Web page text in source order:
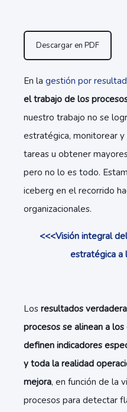
Descargar en PDF
En la gestión por
el trabajo de los
nuestro trabajo no se
estratégica, monitorear y
tareas u obtener
pero no lo es todo.
iceberg en el recorrido
organizacionales.
<<<Visión integral
estratégica a
Los resultados
procesos se alinean a
definen indicadores
y toda la realidad
mejora, en función de la
procesos para detectar